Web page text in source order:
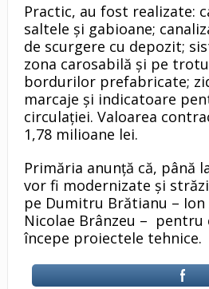
Practic, au fost realizate:
saltele și gabioane;
de scurgere cu depozit;
zona carosabilă şi pe
bordurilor prefabricate;
marcaje și indicatoare
circulației. Valoarea
1,78 milioane lei.
Primăria anunţă că, până
vor fi modernizate şi
pe Dumitru Brătianu – Ion
Nicolae Brânzeu – pentru
începe proiectele tehnice.